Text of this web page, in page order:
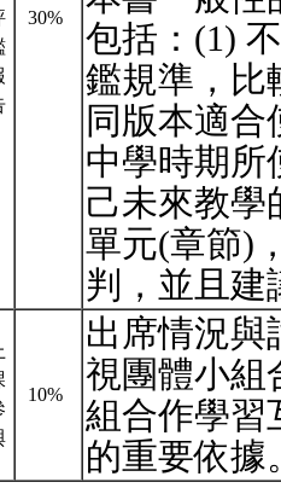
30%
包括：(1)
鑑規準，比
同版本適
中學時期所
己未來教學
單元(章節)
判，並且建
10%
出席情況與
視團體小組
組合作學習
的重要依